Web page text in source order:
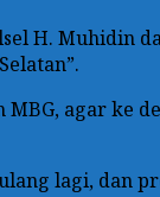
H. Muhidin
agar ke
lagi, dan